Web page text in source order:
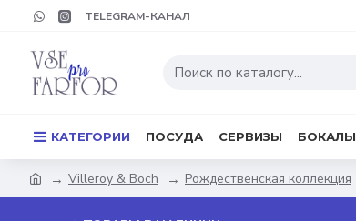
TELEGRAM-КАНАЛ
КАТЕГОРИИ ПОСУДА СЕРВИЗЫ БОКАЛЫ
Villeroy & Boch Рождественская коллекция